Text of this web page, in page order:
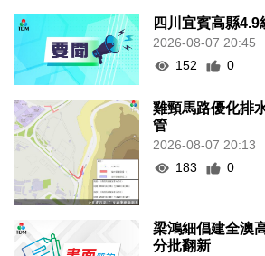
四川宜賓高縣
2026-08-07 20:45
152
0
雞頸馬路優化排
管
2026-08-07 20:13
183
0
梁鴻細倡建全澳
分批翻新